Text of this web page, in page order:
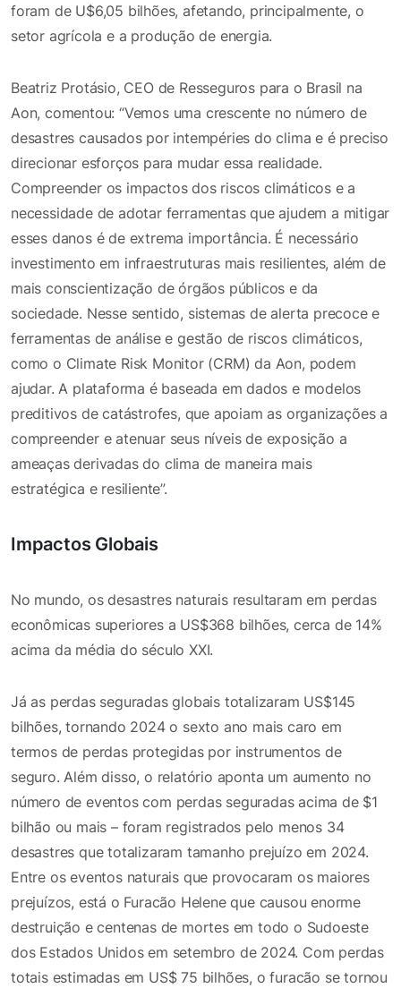
foram de U$6,05 bilhões, afetando, principalmente, o
setor agrícola e a produção de energia.
Beatriz Protásio, CEO de Resseguros para o Brasil na
Aon, comentou: “Vemos uma crescente no número de
desastres causados por intempéries do clima e é preciso
direcionar esforços para mudar essa realidade.
Compreender os impactos dos riscos climáticos e a
necessidade de adotar ferramentas que ajudem a mitigar
esses danos é de extrema importância. É necessário
investimento em infraestruturas mais resilientes, além de
mais conscientização de órgãos públicos e da
sociedade. Nesse sentido, sistemas de alerta precoce e
ferramentas de análise e gestão de riscos climáticos,
como o Climate Risk Monitor (CRM) da Aon, podem
ajudar. A plataforma é baseada em dados e modelos
preditivos de catástrofes, que apoiam as organizações a
compreender e atenuar seus níveis de exposição a
ameaças derivadas do clima de maneira mais
estratégica e resiliente”.
Impactos Globais
No mundo, os desastres naturais resultaram em perdas
econômicas superiores a US$368 bilhões, cerca de 14%
acima da média do século XXI.
Já as perdas seguradas globais totalizaram US$145
bilhões, tornando 2024 o sexto ano mais caro em
termos de perdas protegidas por instrumentos de
seguro. Além disso, o relatório aponta um aumento no
número de eventos com perdas seguradas acima de $1
bilhão ou mais – foram registrados pelo menos 34
desastres que totalizaram tamanho prejuízo em 2024.
Entre os eventos naturais que provocaram os maiores
prejuízos, está o Furacão Helene que causou enorme
destruição e centenas de mortes em todo o Sudoeste
dos Estados Unidos em setembro de 2024. Com perdas
totais estimadas em US$ 75 bilhões, o furacão se tornou